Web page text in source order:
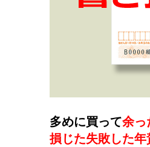
多めに買って余っ
損じた失敗した年